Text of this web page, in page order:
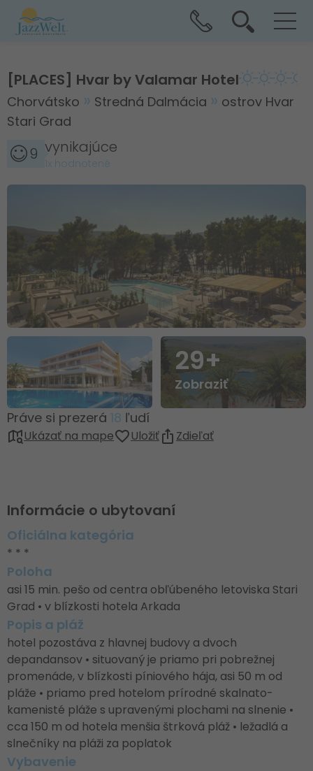
[PLACES] Hvar by Valamar Hotel
Chorvátsko Stredná Dalmácia
ostrov Hvar
Stari Grad
9 vynikajúce
1x hodnotené
29+
Zobraziť
Práve si prezerá 18 ľudí
Ukázať na mape Uložiť Zdieľať
Informácie o ubytovaní
Oficiálna kategória
* * *
Poloha
asi 15 min. pešo od centra obľúbeného letoviska Stari
Grad • v blízkosti hotela Arkada
Popis a pláž
hotel pozostáva z hlavnej budovy a dvoch
depandansov • situovaný je priamo pri pobrežnej
promenáde, v blízkosti píniového hája, asi 50 m od
pláže • priamo pred hotelom prírodné skalnato-
kamenisté pláže s upravenými plochami na slnenie •
cca 150 m od hotela menšia štrková pláž • ležadlá a
slnečníky na pláži za poplatok
Vybavenie